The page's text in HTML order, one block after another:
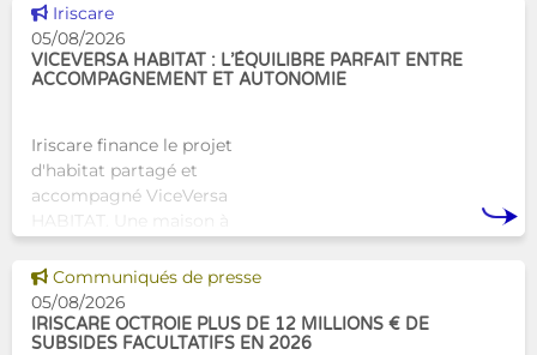
Voir cette news
Iriscare
05/08/2026
VICEVERSA HABITAT : L’ÉQUILIBRE PARFAIT ENTRE
ACCOMPAGNEMENT ET AUTONOMIE
Iriscare finance le projet
d'habitat partagé et
accompagné ViceVersa
HABITAT. Une maison à
alternative innovante et
humaine aux structures
d’hébergement traditionnel
Voir cette news
Communiqués de presse
05/08/2026
IRISCARE OCTROIE PLUS DE 12 MILLIONS € DE
SUBSIDES FACULTATIFS EN 2026